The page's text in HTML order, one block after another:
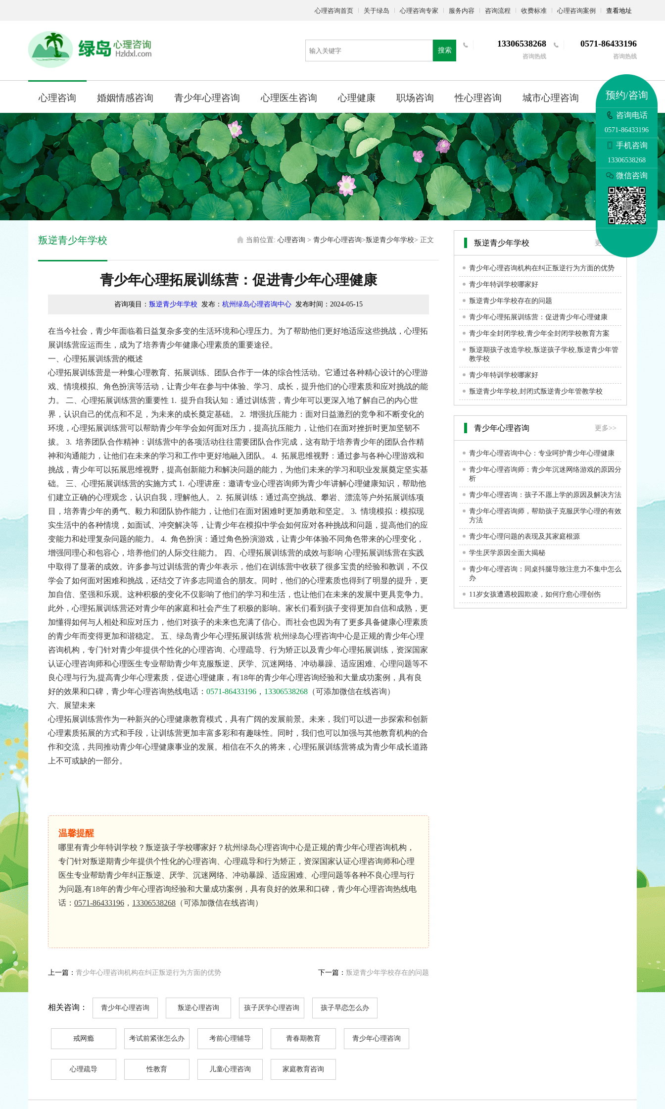
心理咨询首页 关于绿岛 心理咨询专家 服务内容 咨询流程 收费标准 心理咨询案例 查看地址
搜索
13306538268
咨询热线
0571-86433196
咨询热线
心理咨询 婚姻情感咨询 青少年心理咨询 心理医生咨询 心理健康 职场咨询 性心理咨询 城市心理咨询 更多
叛逆青少年学校 当前位置: 心理咨询 > 青少年心理咨询>叛逆青少年学校> 正文
青少年心理拓展训练营：促进青少年心理健康
咨询项目： 叛逆青少年学校 发布： 杭州绿岛心理咨询中心 发布时间： 2024-05-15
在当今社会，青少年面临着日益复杂多变的生活环境和心理压力。为了帮助他们更好地适应这些挑战，心理拓
展训练营应运而生，成为了培养青少年健康心理素质的重要途径。
一、心理拓展训练营的概述
心理拓展训练营是一种集心理教育、拓展训练、团队合作于一体的综合性活动。它通过各种精心设计的心理游
戏、情境模拟、角色扮演等活动，让青少年在参与中体验、学习、成长，提升他们的心理素质和应对挑战的能
力。
二、心理拓展训练营的重要性 1. 提升自我认知：通过训练营，青少年可以更深入地了解自己的内心世
界，认识自己的优点和不足，为未来的成长奠定基础。
2. 增强抗压能力：面对日益激烈的竞争和不断变化的
环境，心理拓展训练营可以帮助青少年学会如何面对压力，提高抗压能力，让他们在面对挫折时更加坚韧不
拔。
3. 培养团队合作精神：训练营中的各项活动往往需要团队合作完成，这有助于培养青少年的团队合作精
神和沟通能力，让他们在未来的学习和工作中更好地融入团队。
4. 拓展思维视野：通过参与各种心理游戏和
挑战，青少年可以拓展思维视野，提高创新能力和解决问题的能力，为他们未来的学习和职业发展奠定坚实基
础。
三、心理拓展训练营的实施方式 1. 心理讲座：邀请专业心理咨询师为青少年讲解心理健康知识，帮助他
们建立正确的心理观念，认识自我，理解他人。
2. 拓展训练：通过高空挑战、攀岩、漂流等户外拓展训练项
目，培养青少年的勇气、毅力和团队协作能力，让他们在面对困难时更加勇敢和坚定。
3. 情境模拟：模拟现
实生活中的各种情境，如面试、冲突解决等，让青少年在模拟中学会如何应对各种挑战和问题，提高他们的应
变能力和处理复杂问题的能力。
4. 角色扮演：通过角色扮演游戏，让青少年体验不同角色带来的心理变化，
增强同理心和包容心，培养他们的人际交往能力。
四、心理拓展训练营的成效与影响 心理拓展训练营在实践
中取得了显著的成效。许多参与过训练营的青少年表示，他们在训练营中收获了很多宝贵的经验和教训，不仅
学会了如何面对困难和挑战，还结交了许多志同道合的朋友。同时，他们的心理素质也得到了明显的提升，更
加自信、坚强和乐观。这种积极的变化不仅影响了他们的学习和生活，也让他们在未来的发展中更具竞争力。
此外，心理拓展训练营还对青少年的家庭和社会产生了积极的影响。家长们看到孩子变得更加自信和成熟，更
加懂得如何与人相处和应对压力，他们对孩子的未来也充满了信心。而社会也因为有了更多具备健康心理素质
的青少年而变得更加和谐稳定。
五、绿岛青少年心理拓展训练营 杭州绿岛心理咨询中心是正规的青少年心理
咨询机构，专门针对青少年提供个性化的心理咨询、心理疏导、行为矫正以及青少年心理拓展训练，资深国家
认证心理咨询师和心理医生专业帮助青少年克服叛逆、厌学、沉迷网络、冲动暴躁、适应困难、心理问题等不
良心理与行为,提高青少年心理素质，促进心理健康，有18年的青少年心理咨询经验和大量成功案例，具有良
好的效果和口碑，青少年心理咨询热线电话： 0571-86433196 ， 13306538268 （可添加微信在线咨询）
六、展望未来
心理拓展训练营作为一种新兴的心理健康教育模式，具有广阔的发展前景。未来，我们可以进一步探索和创新
心理素质拓展的方式和手段，让训练营更加丰富多彩和有趣味性。同时，我们也可以加强与其他教育机构的合
作和交流，共同推动青少年心理健康事业的发展。相信在不久的将来，心理拓展训练营将成为青少年成长道路
上不可或缺的一部分。
温馨提醒
哪里有青少年特训学校？叛逆孩子学校哪家好？杭州绿岛心理咨询中心是正规的青少年心理咨询机构，
专门针对叛逆期青少年提供个性化的心理咨询、心理疏导和行为矫正，资深国家认证心理咨询师和心理
医生专业帮助青少年纠正叛逆、厌学、沉迷网络、冲动暴躁、适应困难、心理问题等各种不良心理与行
为问题,有18年的青少年心理咨询经验和大量成功案例，具有良好的效果和口碑，青少年心理咨询热线电
话： 0571-86433196 ， 13306538268 （可添加微信在线咨询）
上一篇： 青少年心理咨询机构在纠正叛逆行为方面的优势 下一篇： 叛逆青少年学校存在的问题
相关咨询： 青少年心理咨询 叛逆心理咨询 孩子厌学心理咨询 孩子早恋怎么办
戒网瘾 考试前紧张怎么办 考前心理辅导 青春期教育 青少年心理咨询
心理疏导 性教育 儿童心理咨询 家庭教育咨询
叛逆青少年学校 更多>>
青少年心理咨询机构在纠正叛逆行为方面的优势
青少年特训学校哪家好
叛逆青少年学校存在的问题
青少年心理拓展训练营：促进青少年心理健康
青少年全封闭学校,青少年全封闭学校教育方案
叛逆期孩子改造学校,叛逆孩子学校,叛逆青少年管
教学校
青少年特训学校哪家好
叛逆青少年学校,封闭式叛逆青少年管教学校
青少年心理咨询 更多>>
青少年心理咨询中心：专业呵护青少年心理健康
青少年心理咨询师：青少年沉迷网络游戏的原因分
析
青少年心理咨询：孩子不愿上学的原因及解决方法
青少年心理咨询师，帮助孩子克服厌学心理的有效
方法
青少年心理问题的表现及其家庭根源
学生厌学原因全面大揭秘
青少年心理咨询：同桌抖腿导致注意力不集中怎么
办
11岁女孩遭遇校园欺凌，如何疗愈心理创伤
预约/咨询
咨询电话
0571-86433196
手机咨询
13306538268
微信咨询